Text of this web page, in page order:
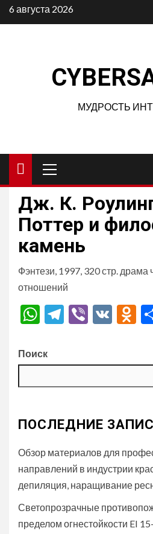
Перейти
к
6 августа 2026
МУДРОСТЬ
меню
Дж. К.
Поттер и
камень
Фэнтези, 1997, 320 стр. драма
отношений
WhatsApp
Telegram
Viber
VK
Поиск
ПОСЛЕДНИЕ
Обзор материалов для
направлений в индустрии
депиляция, наращивание
Светопрозрачные
пределом огнестойкости EI